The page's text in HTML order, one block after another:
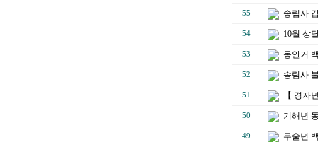
55 송림사
54 10월 상
53 동안거
52 송림사
51 【 경자
50 기해년
49 무술년